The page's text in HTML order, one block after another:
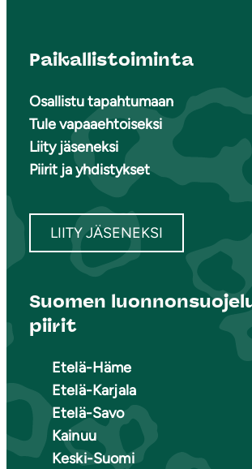
Paikallistoiminta
Osallistu tapahtumaan
Tule vapaaehtoiseksi
Liity jäseneksi
Piirit ja yhdistykset
LIITY JÄSENEKSI
Suomen
piirit
Etelä-Häme
Etelä-Karjala
Etelä-Savo
Kainuu
Keski-Suomi